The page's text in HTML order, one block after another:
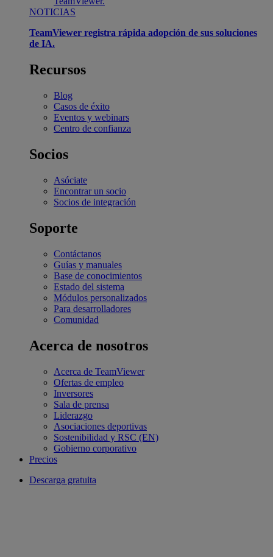
NOTICIAS
TeamViewer registra rápida adopción de sus soluciones
de IA.
Recursos
Blog
Casos de éxito
Eventos y webinars
Centro de confianza
Socios
Asóciate
Encontrar un socio
Socios de integración
Soporte
Contáctanos
Guías y manuales
Base de conocimientos
Estado del sistema
Módulos personalizados
Para desarrolladores
Comunidad
Acerca de nosotros
Acerca de TeamViewer
Ofertas de empleo
Inversores
Sala de prensa
Liderazgo
Asociaciones deportivas
Sostenibilidad y RSC (EN)
Gobierno corporativo
Precios
Descarga gratuita